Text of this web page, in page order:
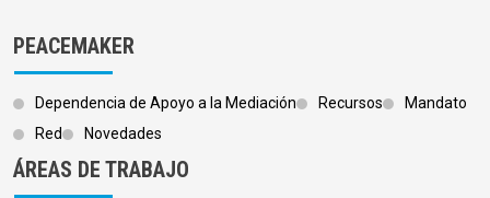
PEACEMAKER
Dependencia de Apoyo a la Mediación Recursos
Mandato
Red
Novedades
ÁREAS DE TRABAJO